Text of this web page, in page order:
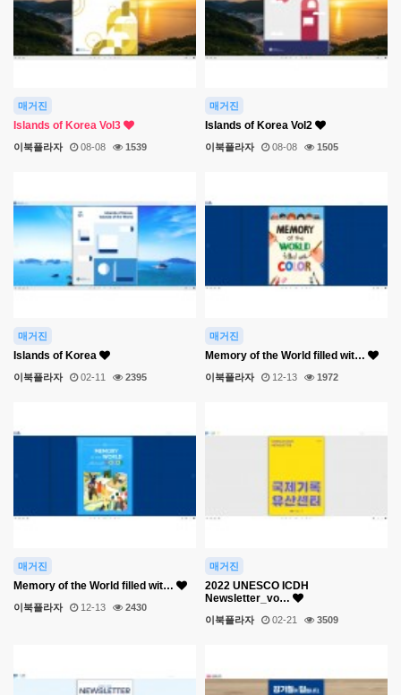
매거진
Islands of Korea Vol3
이북플라자 08-08 1539
매거진
Islands of Korea Vol2
이북플라자 08-08 1505
매거진
Islands of Korea
이북플라자 02-11 2395
매거진
Memory of the World filled wit…
이북플라자 12-13 1972
매거진
Memory of the World filled wit…
이북플라자 12-13 2430
매거진
2022 UNESCO ICDH
Newsletter_vo…
이북플라자 02-21 3509